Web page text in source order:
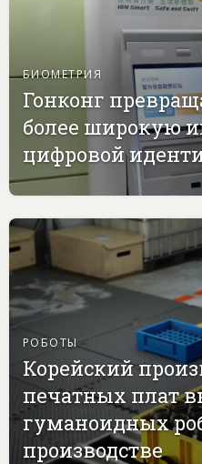
БИОМЕТРИЯ
Гонконг
более широкую
цифровой
РОБОТЫ
Корейский
печатных плат
гуманоидных
производстве